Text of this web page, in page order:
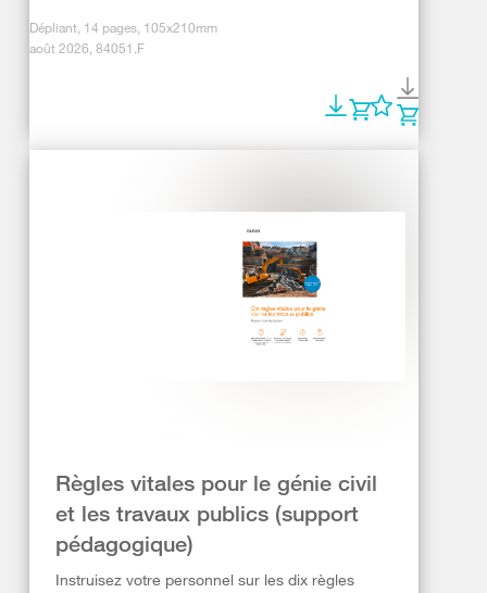
Dépliant, 14 pages, 105x210mm
août 2026, 84051.F
Règles vitales pour le génie civil
et les travaux publics (support
pédagogique)
Instruisez votre personnel sur les dix règles